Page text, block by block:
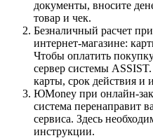
документы, вносите
товар и чек.
Безналичный расчет
интернет-магазине:
Чтобы оплатить
сервер системы
карты, срок действия и
ЮMoney при онлайн-
система перенаправит
сервиса. Здесь
инструкции.